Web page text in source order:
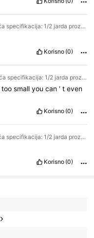
Boja: Višebojno / Opća specifikacija: 1/2 jarda prozirno
Korisno (0)
Boja: Višebojno / Opća specifikacija: 1/2 jarda prozirno
too small you can ' t even
Korisno (0)
Boja: Višebojno / Opća specifikacija: 1/2 jarda prozirno
Korisno (0)